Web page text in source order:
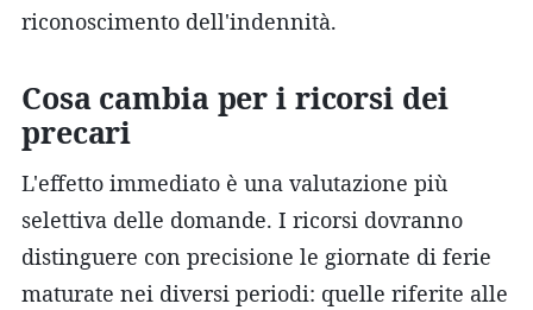
riconoscimento dell'indennità.
Cosa cambia per i ricorsi dei
precari
L'effetto immediato è una valutazione più
selettiva delle domande. I ricorsi dovranno
distinguere con precisione le giornate di ferie
maturate nei diversi periodi: quelle riferite alle